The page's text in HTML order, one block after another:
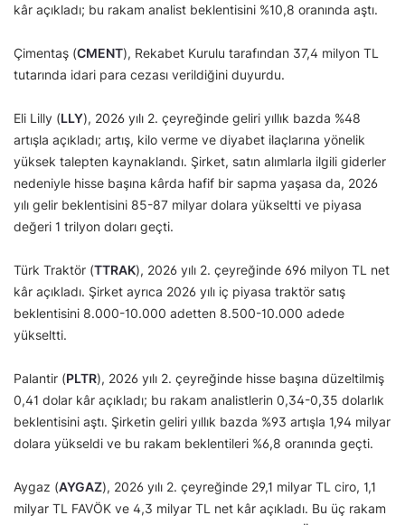
kâr açıkladı; bu rakam analist beklentisini %10,8 oranında aştı.
Çimentaş (CMENT), Rekabet Kurulu tarafından 37,4 milyon TL
tutarında idari para cezası verildiğini duyurdu.
Eli Lilly (LLY), 2026 yılı 2. çeyreğinde geliri yıllık bazda %48
artışla açıkladı; artış, kilo verme ve diyabet ilaçlarına yönelik
yüksek talepten kaynaklandı. Şirket, satın alımlarla ilgili giderler
nedeniyle hisse başına kârda hafif bir sapma yaşasa da, 2026
yılı gelir beklentisini 85-87 milyar dolara yükseltti ve piyasa
değeri 1 trilyon doları geçti.
Türk Traktör (TTRAK), 2026 yılı 2. çeyreğinde 696 milyon TL net
kâr açıkladı. Şirket ayrıca 2026 yılı iç piyasa traktör satış
beklentisini 8.000-10.000 adetten 8.500-10.000 adede
yükseltti.
Palantir (PLTR), 2026 yılı 2. çeyreğinde hisse başına düzeltilmiş
0,41 dolar kâr açıkladı; bu rakam analistlerin 0,34-0,35 dolarlık
beklentisini aştı. Şirketin geliri yıllık bazda %93 artışla 1,94 milyar
dolara yükseldi ve bu rakam beklentileri %6,8 oranında geçti.
Aygaz (AYGAZ), 2026 yılı 2. çeyreğinde 29,1 milyar TL ciro, 1,1
milyar TL FAVÖK ve 4,3 milyar TL net kâr açıkladı. Bu üç rakam